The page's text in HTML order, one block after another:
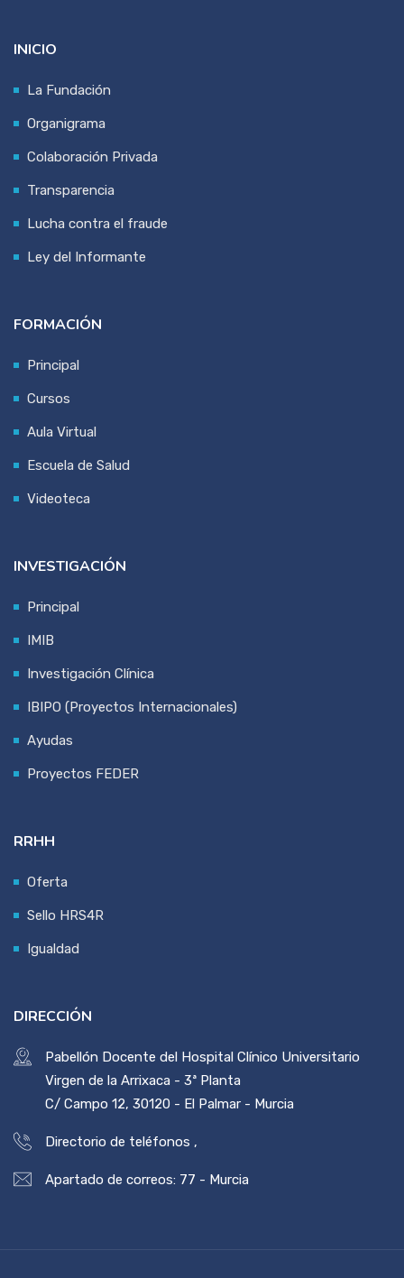
INICIO
La Fundación
Organigrama
Colaboración Privada
Transparencia
Lucha contra el fraude
Ley del Informante
FORMACIÓN
Principal
Cursos
Aula Virtual
Escuela de Salud
Videoteca
INVESTIGACIÓN
Principal
IMIB
Investigación Clínica
IBIPO (Proyectos Internacionales)
Ayudas
Proyectos FEDER
RRHH
Oferta
Sello HRS4R
Igualdad
DIRECCIÓN
Pabellón Docente del Hospital Clínico Universitario
Virgen de la Arrixaca - 3ª Planta
C/ Campo 12, 30120 - El Palmar - Murcia
Directorio de teléfonos ,
Apartado de correos: 77 - Murcia